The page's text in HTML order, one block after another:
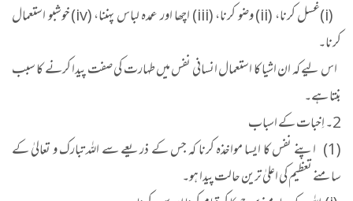
(i)غسل کرنا، (ii) وضو کرنا، (iii) اچھا اور عمدہ لباس پہننا، (iv) خوشبو استعمال
کرنا۔
اس لیے کہ ان اشیا کا استعمال انسانی نفس میں طہارت کی صفت پیدا کرنے کا سبب
بنتا ہے۔
2۔ اِخبات کے اسباب
(1) اپنے نفس کا ایسا مواخذہ کرنا کہ جس کے ذریعے سے اللہ تبارک و تعالیٰ کے
سامنے تعظیم کی اعلیٰ ترین حالت پیدا ہو۔